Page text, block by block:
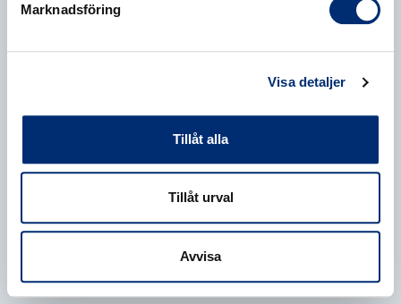
Marknadsföring
Visa detaljer
Tillåt alla
Tillåt urval
Avvisa